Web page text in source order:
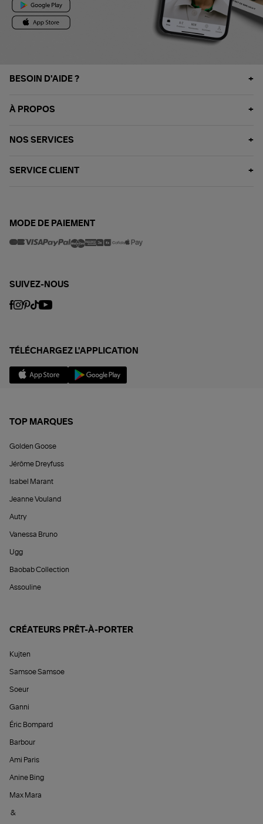
BESOIN D'AIDE ?
À PROPOS
NOS SERVICES
SERVICE CLIENT
MODE DE PAIEMENT
SUIVEZ-NOUS
TÉLÉCHARGEZ L'APPLICATION
TOP MARQUES
Golden Goose
Jérôme Dreyfuss
Isabel Marant
Jeanne Vouland
Autry
Vanessa Bruno
Ugg
Baobab Collection
Assouline
CRÉATEURS PRÊT-À-PORTER
Kujten
Samsoe Samsoe
Soeur
Ganni
Éric Bompard
Barbour
Ami Paris
Anine Bing
Max Mara
&